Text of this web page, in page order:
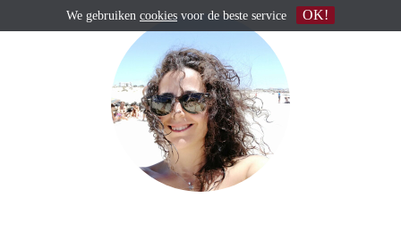
We gebruiken cookies voor de beste service OK!